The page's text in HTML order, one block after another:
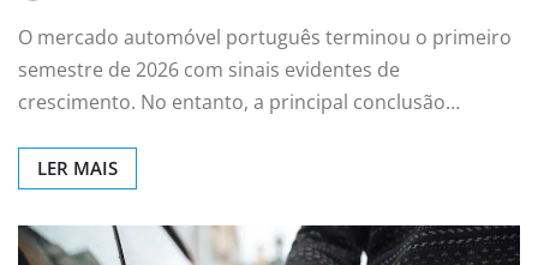
O mercado automóvel português terminou o primeiro
semestre de 2026 com sinais evidentes de
crescimento. No entanto, a principal conclusão…
LER MAIS